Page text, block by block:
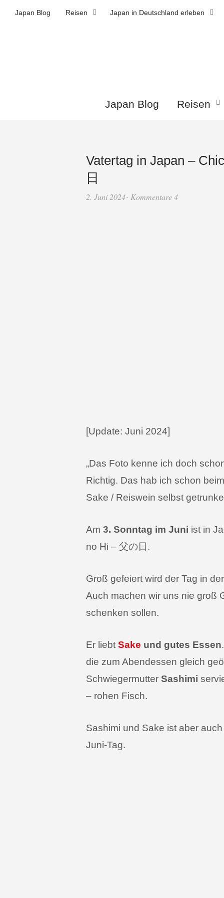
Japan Blog Reisen Japan in Deutschland erleben
Japan Blog Reisen
Vatertag in Japan –
日
2. Juni 2024 Kommentare 4
[Update: Juni 2024]
„Das Foto kenne ich doch
Richtig. Das hab ich schon
Sake / Reiswein selbst
Am 3. Sonntag im Juni ist in
no Hi – 父の日.
Groß gefeiert wird der Tag in
Auch machen wir uns nie groß
schenken sollen.
Er liebt Sake und gutes Essen
die zum Abendessen gleich
Schwiegermutter Sashimi
– rohen Fisch.
Sashimi und Sake ist aber
Juni-Tag.